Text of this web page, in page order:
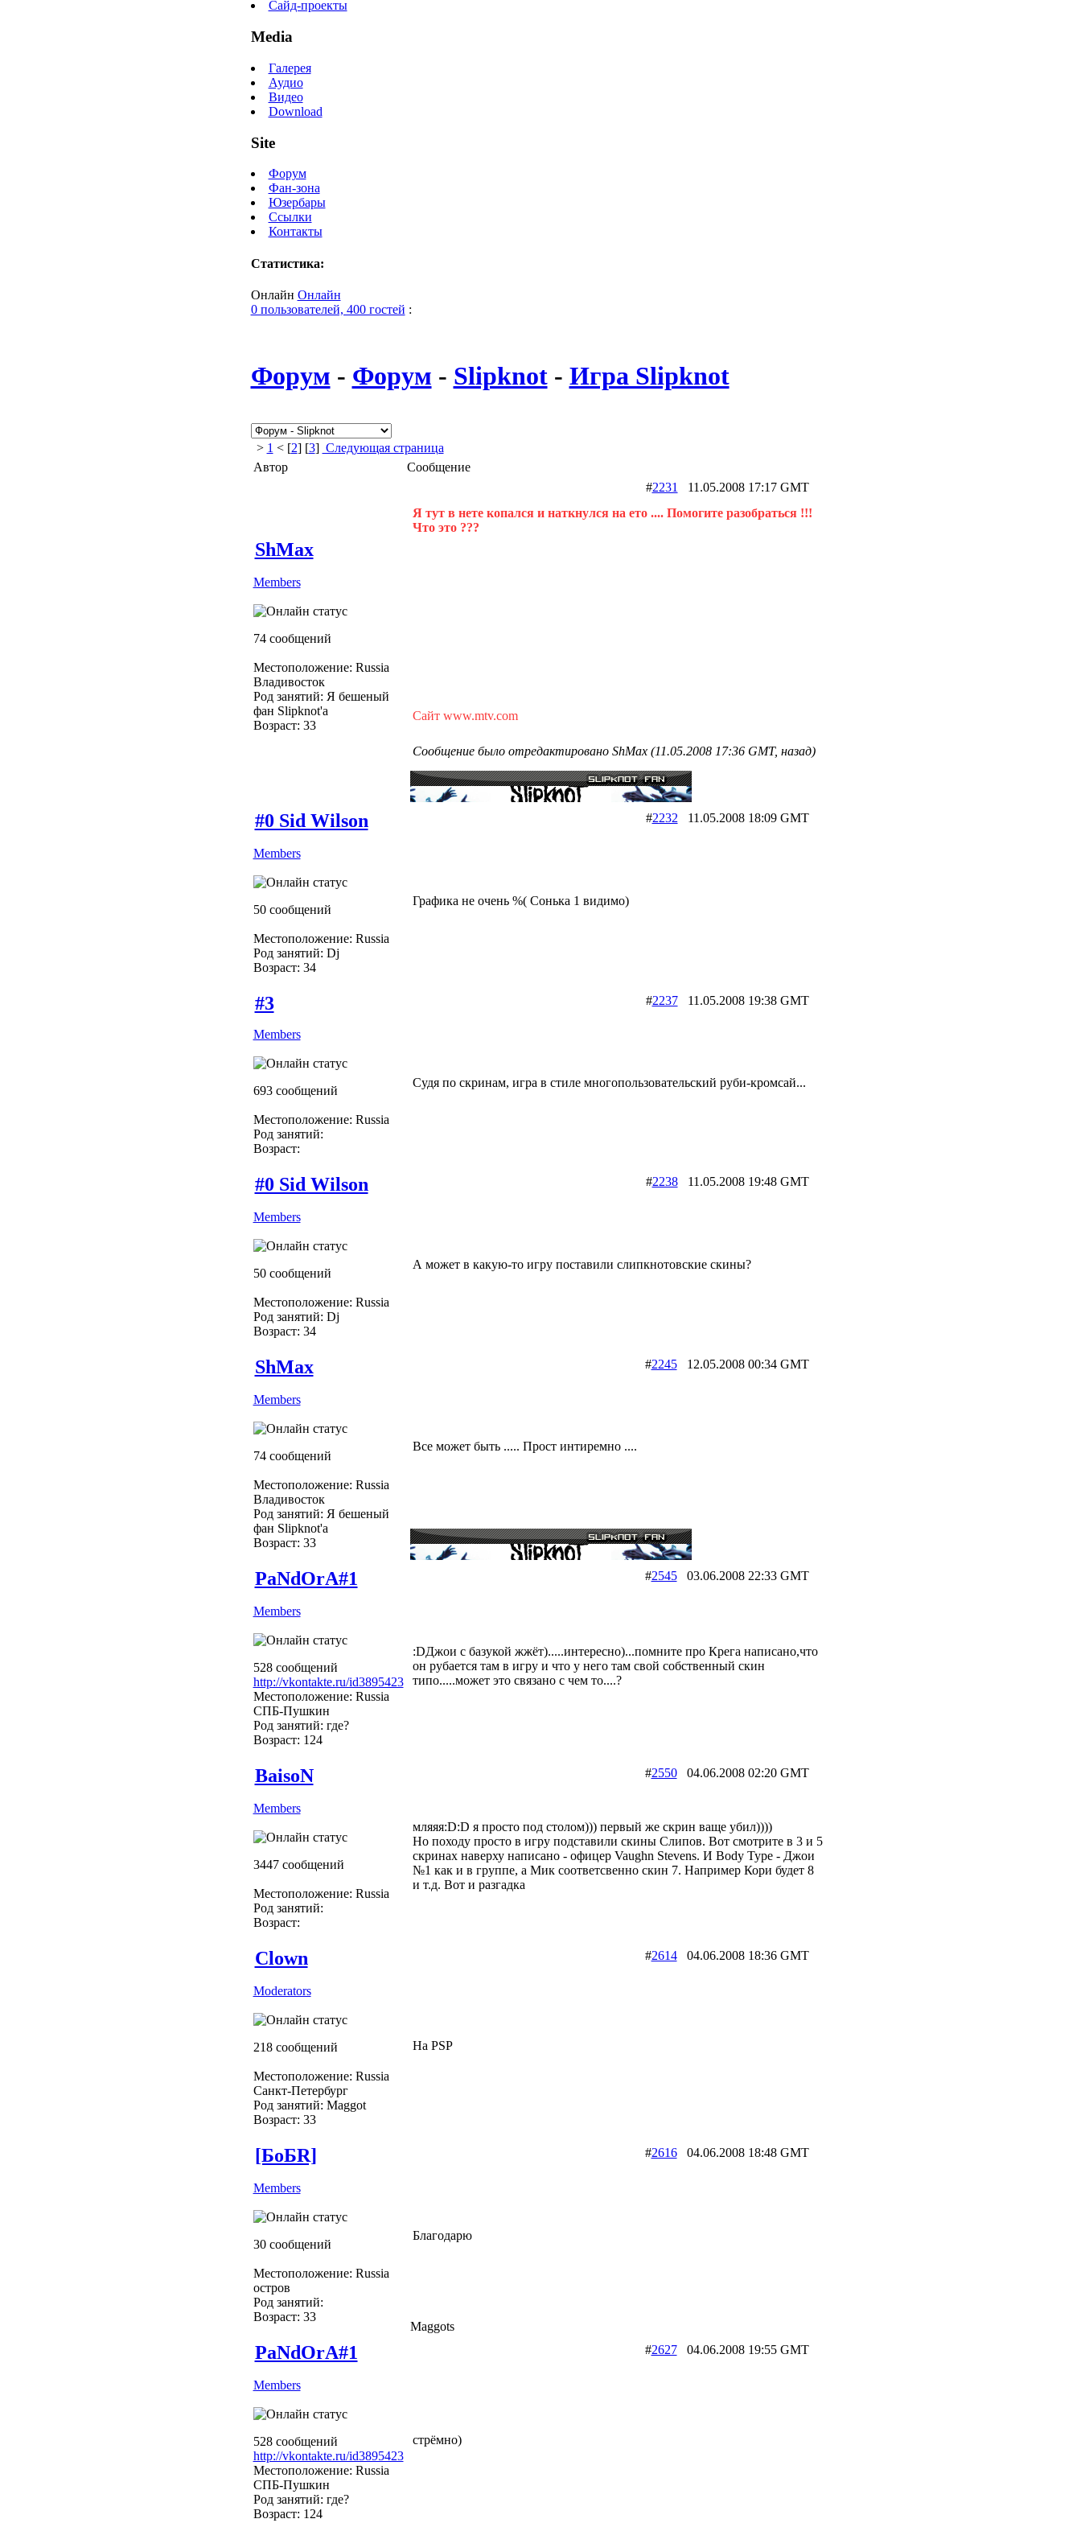
Сайд-проекты
Media
Галерея
Аудио
Видео
Download
Site
Форум
Фан-зона
Юзербары
Ссылки
Контакты
Статистика:
Онлайн Онлайн
0 пользователей, 400 гостей :
Форум - Форум - Slipknot- Игра Slipknot
> 1 < [2] [3] Следующая страница
Автор
Сообщение
ShMax
Members
74 сообщений
Местоположение: Russia
Владивосток
Род занятий: Я бешеный
фан Slipknot'a
Возраст: 33
#2231
11.05.2008 17:17 GMT
Я тут в нете копался и наткнулся на ето .... Помогите разобраться !!!
Что это ???
Сайт www.mtv.com
Сообщение было отредактировано ShMax (11.05.2008 17:36 GMT, назад)
#0 Sid Wilson
Members
50 сообщений
Местоположение: Russia
Род занятий: Dj
Возраст: 34
#2232 11.05.2008 18:09 GMT
Графика не очень %( Сонька 1 видимо)
#3
Members
693 сообщений
Местоположение: Russia
Род занятий:
Возраст:
#223711.05.2008 19:38 GMT
Судя по скринам, игра в стиле многопользовательский руби-кромсай...
#0 Sid Wilson
Members
50 сообщений
Местоположение: Russia
Род занятий: Dj
Возраст: 34
#223811.05.2008 19:48 GMT
А может в какую-то игру поставили слипкнотовские скины?
ShMax
Members
74 сообщений
Местоположение: Russia
Владивосток
Род занятий: Я бешеный
фан Slipknot'a
Возраст: 33
#224512.05.2008 00:34 GMT
Все может быть ..... Прост интиремно ....
PaNdOrA#1
Members
528 сообщений
http://vkontakte.ru/id3895423
Местоположение: Russia
СПБ-Пушкин
Род занятий: где?
Возраст: 124
#254503.06.2008 22:33 GMT
:DДжои с базукой жжёт).....интересно)...помните про Крега написано,что
он рубается там в игру и что у него там свой собственный скин
типо.....может это связано с чем то....?
BaisoN
Members
3447 сообщений
Местоположение: Russia
Род занятий:
Возраст:
#255004.06.2008 02:20 GMT
мляяя:D:D я просто под столом))) первый же скрин ваще убил))))
Но походу просто в игру подставили скины Слипов. Вот смотрите в 3 и 5
скринах наверху написано - офицер Vaughn Stevens. И Body Type - Джои
№1 как и в группе, а Мик соответсвенно скин 7. Например Кори будет 8
и т.д. Вот и разгадка
Clown
Moderators
218 сообщений
Местоположение: Russia
Санкт-Петербург
Род занятий: Maggot
Возраст: 33
#261404.06.2008 18:36 GMT
На PSP
[БоБR]
Members
30 сообщений
Местоположение: Russia
остров
Род занятий:
Возраст: 33
#261604.06.2008 18:48 GMT
Благодарю
Maggots
PaNdOrA#1
Members
528 сообщений
http://vkontakte.ru/id3895423
Местоположение: Russia
СПБ-Пушкин
Род занятий: где?
Возраст: 124
#262704.06.2008 19:55 GMT
стрёмно)